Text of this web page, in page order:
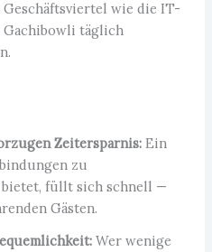
Geschäftsviertel wie die IT-
Gachibowli täglich
Zeitersparnis:Ein
zu
füllt sich schnell —
Gästen.
Wer wenige